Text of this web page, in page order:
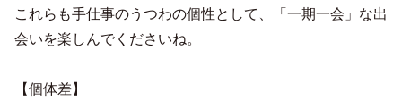
これらも手仕事のうつわの個性として、「一期一会」な出
会いを楽しんでくださいね。
【個体差】